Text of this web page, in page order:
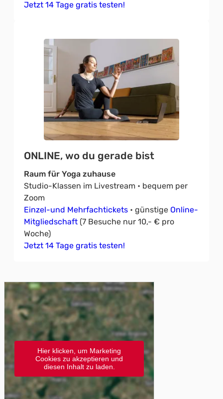
Jetzt 14 Tage gratis testen!
ONLINE, wo du gerade bist
Raum für Yoga zuhause
Studio-Klassen im Livestream • bequem per
Zoom
Einzel-und Mehrfachtickets • günstige Online-
Mitgliedschaft (7 Besuche nur 10,- € pro
Woche)
Jetzt 14 Tage gratis testen!
Hier klicken, um Marketing
Cookies zu akzeptieren und
diesen Inhalt zu laden.